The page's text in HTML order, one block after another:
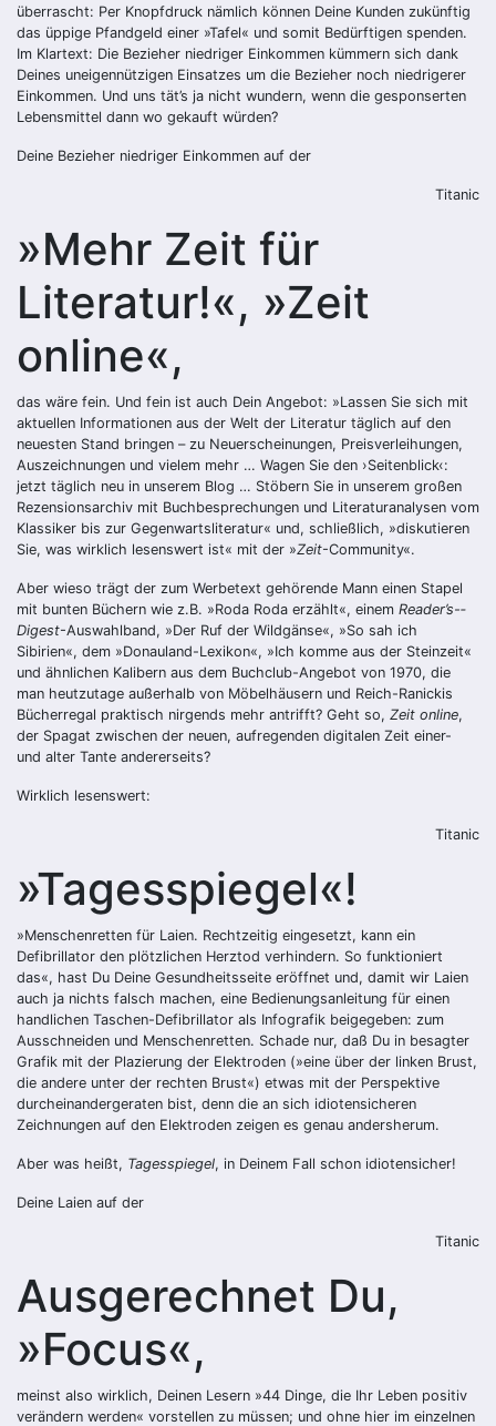
überrascht: Per Knopfdruck nämlich können Deine Kunden zukünftig
das üppige Pfandgeld einer »Tafel« und somit Bedürftigen spenden.
Im Klartext: Die Bezieher niedriger Einkommen kümmern sich dank
Deines uneigennützigen Einsatzes um die Bezieher noch niedrigerer
Einkommen. Und uns tät’s ja nicht wundern, wenn die gesponserten
Lebensmittel dann wo gekauft würden?
Deine Bezieher niedriger Einkommen auf der
Titanic
»Mehr Zeit für
Literatur!«, »Zeit
online«,
das wäre fein. Und fein ist auch Dein Angebot: »Lassen Sie sich mit
aktuellen Informationen aus der Welt der Literatur täglich auf den
neuesten Stand bringen – zu Neuerscheinungen, Preisverleihungen,
Auszeichnungen und vielem mehr … Wagen Sie den ›Seitenblick‹:
jetzt täglich neu in unserem Blog … Stöbern Sie in unserem großen
Rezen­sionsarchiv mit Buchbesprechungen und Litera­turanalysen vom
Klassiker bis zur Gegenwartsliteratur« und, schließlich, »diskutieren
Sie, was wirklich lesenswert ist« mit der »Zeit-­Community«.
Aber wieso trägt der zum Werbetext gehörende Mann einen Stapel
mit bunten Büchern wie z.B. ­»Roda Roda erzählt«, einem Reader’s-­
Digest-Auswahlband, »Der Ruf der Wildgänse«, »So sah ich
Sibirien«, dem »Donauland-Lexikon«, »Ich komme aus der Steinzeit«
und ähnlichen Kalibern aus dem Buchclub-Angebot von 1970, die
man heutzutage außerhalb von Möbel­häusern und Reich-Ranickis
Bücherregal praktisch nirgends mehr antrifft? Geht so, Zeit ­online,
der Spagat zwischen der neuen, aufregenden digitalen Zeit einer-
und alter Tante andererseits?
Wirklich lesenswert:
Titanic
»Tagesspiegel«!
»Menschenretten für Laien. Rechtzeitig eingesetzt, kann ein
Defibrillator den plötzlichen Herztod verhindern. So funktioniert
das«, hast Du Deine Gesundheitsseite eröffnet und, damit wir Laien
auch ja nichts falsch machen, eine Bedienungsanleitung für einen
handlichen Taschen-Defibrillator als Infografik beigegeben: zum
Ausschneiden und Menschenretten. Schade nur, daß Du in besagter
Grafik mit der Plazierung der Elektroden (»eine über der linken Brust,
die andere unter der rechten Brust«) etwas mit der Perspektive
durcheinandergeraten bist, denn die an sich idiotensicheren
Zeichnungen auf den Elektroden zeigen es genau andersherum.
Aber was heißt, Tagesspiegel, in Deinem Fall schon idiotensicher!
Deine Laien auf der
Titanic
Ausgerechnet Du,
»Focus«,
meinst also wirklich, Deinen Lesern »44 Dinge, die Ihr Leben positiv
verändern werden« vorstellen zu müssen; und ohne hier im einzelnen